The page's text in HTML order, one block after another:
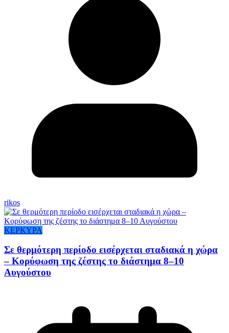
rikos
ΚΕΡΚΥΡΑ
Σε θερμότερη περίοδο εισέρχεται σταδιακά η χώρα
– Κορύφωση της ζέστης το διάστημα 8–10
Αυγούστου